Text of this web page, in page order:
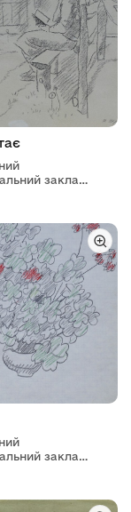
заклад
заклад